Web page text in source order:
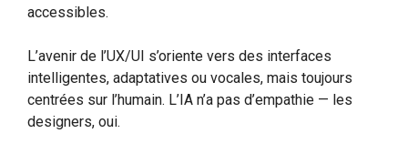
accessibles.
L’avenir de l’UX/UI s’oriente vers des interfaces
intelligentes, adaptatives ou vocales, mais toujours
centrées sur l’humain. L’IA n’a pas d’empathie — les
designers, oui.